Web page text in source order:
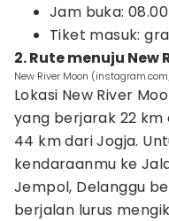
Jam buka:
Tiket masuk:
2. Rute menuju New
New River Moon
Lokasi New River
yang berjarak 22
44 km dari Jogja.
kendaraanmu ke
Jempol, Delanggu
berjalan lurus